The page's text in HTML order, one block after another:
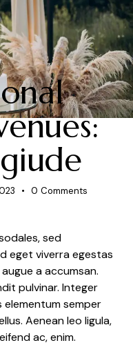
0 Comments
sed
eget viverra egestas
a accumsan.
pulvinar. Integer
elementum semper
Aenean leo ligula,
ac, enim.